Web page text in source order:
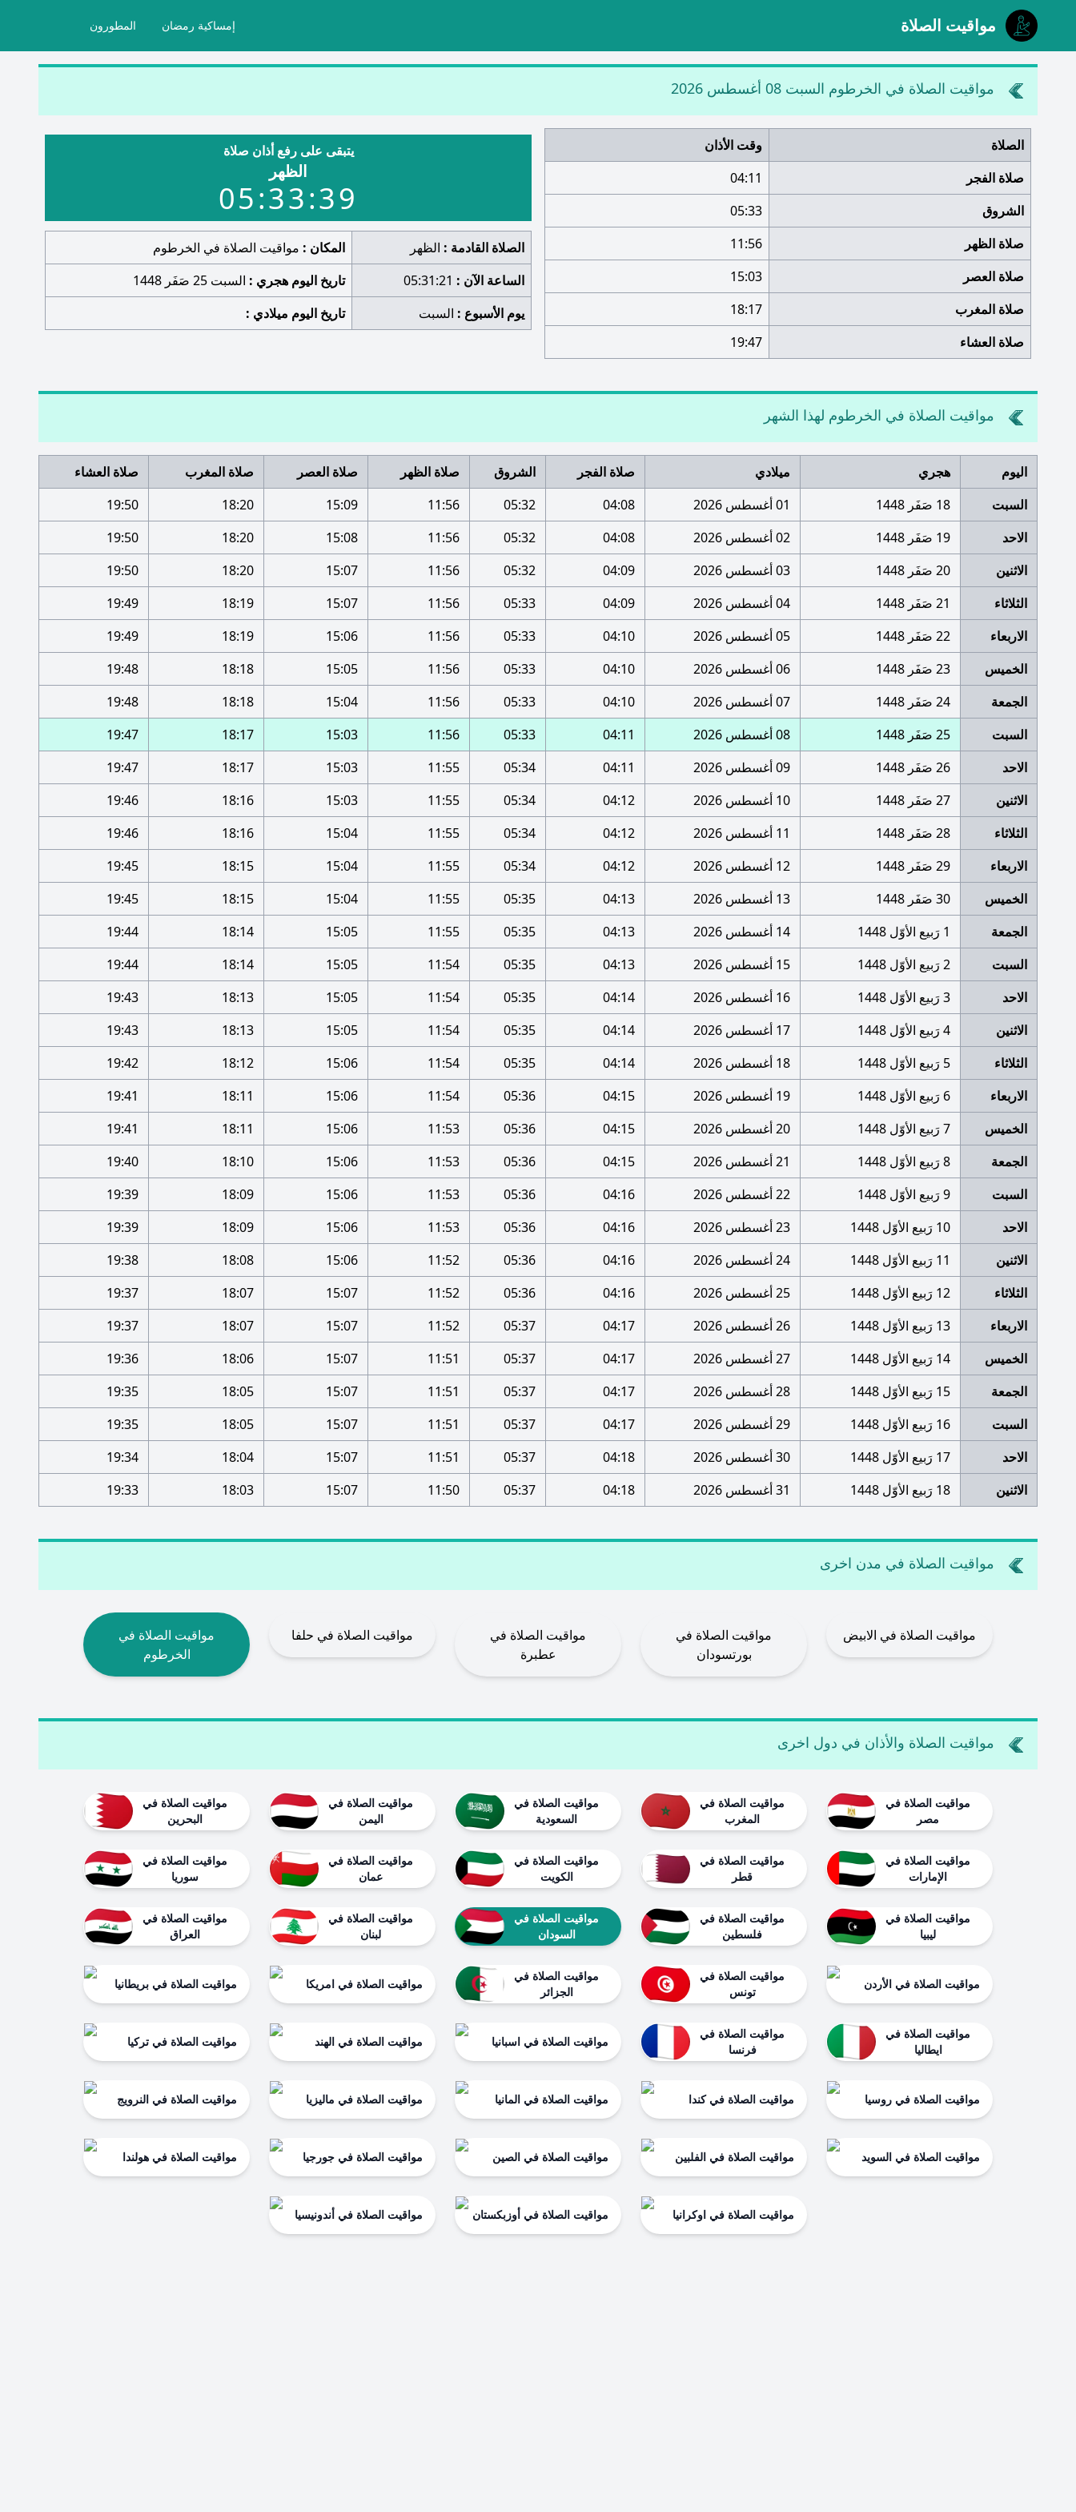
مواقيت الصلاة إمساكية رمضان المطورون
مواقيت الصلاة في الخرطوم السبت 08 أغسطس 2026
الصلاة
وقت الأذان
صلاة الفجر
04:11
الشروق
05:33
صلاة الظهر
11:56
صلاة العصر
15:03
صلاة المغرب
18:17
صلاة العشاء
19:47
يتبقى على رفع أذان صلاة
الظهر
05:33:38
الصلاة القادمة : الظهر المكان : مواقيت الصلاة في الخرطوم
الساعة الآن : 05:31:22 تاريخ اليوم هجري : السبت 25 صَفَر 1448
يوم الأسبوع : السبت تاريخ اليوم ميلادي :
مواقيت الصلاة في الخرطوم لهذا الشهر
اليوم هجري ميلادي صلاة الفجر الشروق صلاة الظهر صلاة العصر صلاة المغرب
صلاة العشاء
السبت
18 صَفَر 1448 01 أغسطس 2026 04:08
05:32
11:56
15:09
18:20
19:50
الاحد
19 صَفَر 1448 02 أغسطس 2026 04:08
05:32
11:56
15:08
18:20
19:50
الاثنين
20 صَفَر 1448 03 أغسطس 2026 04:09
05:32
11:56
15:07
18:20
19:50
الثلاثاء
21 صَفَر 1448 04 أغسطس 2026 04:09
05:33
11:56
15:07
18:19
19:49
الاربعاء
22 صَفَر 1448 05 أغسطس 2026 04:10
05:33
11:56
15:06
18:19
19:49
الخميس
23 صَفَر 1448 06 أغسطس 2026 04:10
05:33
11:56
15:05
18:18
19:48
الجمعة
24 صَفَر 1448 07 أغسطس 2026 04:10
05:33
11:56
15:04
18:18
19:48
السبت
25 صَفَر 1448 08 أغسطس 2026 04:11
05:33
11:56
15:03
18:17
19:47
الاحد
26 صَفَر 1448 09 أغسطس 2026 04:11
05:34
11:55
15:03
18:17
19:47
الاثنين
27 صَفَر 1448 10 أغسطس 2026 04:12
05:34
11:55
15:03
18:16
19:46
الثلاثاء
28 صَفَر 1448 11 أغسطس 2026 04:12
05:34
11:55
15:04
18:16
19:46
الاربعاء
29 صَفَر 1448 12 أغسطس 2026 04:12
05:34
11:55
15:04
18:15
19:45
الخميس
30 صَفَر 1448 13 أغسطس 2026 04:13
05:35
11:55
15:04
18:15
19:45
الجمعة
1 رَبيع الأوّل 1448 14 أغسطس 2026 04:13
05:35
11:55
15:05
18:14
19:44
السبت
2 رَبيع الأوّل 1448 15 أغسطس 2026 04:13
05:35
11:54
15:05
18:14
19:44
الاحد
3 رَبيع الأوّل 1448 16 أغسطس 2026 04:14
05:35
11:54
15:05
18:13
19:43
الاثنين
4 رَبيع الأوّل 1448 17 أغسطس 2026 04:14
05:35
11:54
15:05
18:13
19:43
الثلاثاء
5 رَبيع الأوّل 1448 18 أغسطس 2026 04:14
05:35
11:54
15:06
18:12
19:42
الاربعاء
6 رَبيع الأوّل 1448 19 أغسطس 2026 04:15
05:36
11:54
15:06
18:11
19:41
الخميس
7 رَبيع الأوّل 1448 20 أغسطس 2026 04:15
05:36
11:53
15:06
18:11
19:41
الجمعة
8 رَبيع الأوّل 1448 21 أغسطس 2026 04:15
05:36
11:53
15:06
18:10
19:40
السبت
9 رَبيع الأوّل 1448 22 أغسطس 2026 04:16
05:36
11:53
15:06
18:09
19:39
الاحد
10 رَبيع الأوّل 1448 23 أغسطس 2026 04:16
05:36
11:53
15:06
18:09
19:39
الاثنين
11 رَبيع الأوّل 1448 24 أغسطس 2026 04:16
05:36
11:52
15:06
18:08
19:38
الثلاثاء
12 رَبيع الأوّل 1448 25 أغسطس 2026 04:16
05:36
11:52
15:07
18:07
19:37
الاربعاء
13 رَبيع الأوّل 1448 26 أغسطس 2026 04:17
05:37
11:52
15:07
18:07
19:37
الخميس
14 رَبيع الأوّل 1448 27 أغسطس 2026 04:17
05:37
11:51
15:07
18:06
19:36
الجمعة
15 رَبيع الأوّل 1448 28 أغسطس 2026 04:17
05:37
11:51
15:07
18:05
19:35
السبت
16 رَبيع الأوّل 1448 29 أغسطس 2026 04:17
05:37
11:51
15:07
18:05
19:35
الاحد
17 رَبيع الأوّل 1448 30 أغسطس 2026 04:18
05:37
11:51
15:07
18:04
19:34
الاثنين
18 رَبيع الأوّل 1448 31 أغسطس 2026 04:18
05:37
11:50
15:07
18:03
19:33
مواقيت الصلاة في مدن اخرى
مواقيت الصلاة في الابيض
مواقيت الصلاة في
بورتسودان‎
مواقيت الصلاة في
عطبرة
مواقيت الصلاة في حلفا
مواقيت الصلاة في
الخرطوم
مواقيت الصلاة والأذان في دول اخرى
مواقيت الصلاة في
مصر
مواقيت الصلاة في
المغرب
مواقيت الصلاة في
السعودية
مواقيت الصلاة في
اليمن
مواقيت الصلاة في
البحرين
مواقيت الصلاة في
الإمارات
مواقيت الصلاة في
قطر
مواقيت الصلاة في
الكويت
مواقيت الصلاة في
عمان
مواقيت الصلاة في
سوريا
مواقيت الصلاة في
ليبيا
مواقيت الصلاة في
فلسطين
مواقيت الصلاة في
السودان
مواقيت الصلاة في
لبنان
مواقيت الصلاة في
العراق
مواقيت الصلاة في الأردن
مواقيت الصلاة في
تونس
مواقيت الصلاة في
الجزائر
مواقيت الصلاة في امريكا مواقيت الصلاة في بريطانيا
مواقيت الصلاة في
ايطاليا
مواقيت الصلاة في
فرنسا
مواقيت الصلاة في اسبانيا مواقيت الصلاة في الهند مواقيت الصلاة في تركيا
مواقيت الصلاة في روسيا مواقيت الصلاة في كندا مواقيت الصلاة في المانيا مواقيت الصلاة في ماليزيا مواقيت الصلاة في النرويج
مواقيت الصلاة في السويد مواقيت الصلاة في الفلبين مواقيت الصلاة في الصين مواقيت الصلاة في جورجيا مواقيت الصلاة في هولندا
مواقيت الصلاة في اوكرانيا مواقيت الصلاة في أوزبكستان مواقيت الصلاة في أندونيسيا